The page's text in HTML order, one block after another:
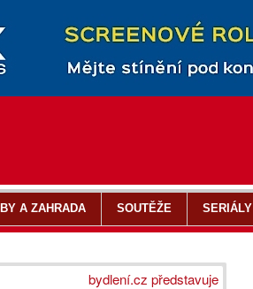
bydlení.cz představuje
A ZAHRADA SOUTĚŽE SERIÁLY